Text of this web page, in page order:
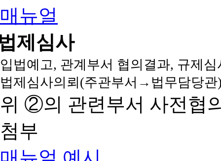
매뉴얼
제심사
입법예고, 관계부서 협의결과, 규제
법제심사의뢰(주관부서→법무담당
위 ②의 관련부서 사전협
첨부